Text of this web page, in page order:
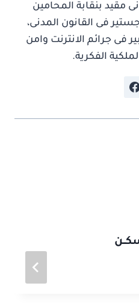
مقيد بنقابة المحامين
فى القانون المدنى،
فى جرائم الانترنت وامن
الفكرية.